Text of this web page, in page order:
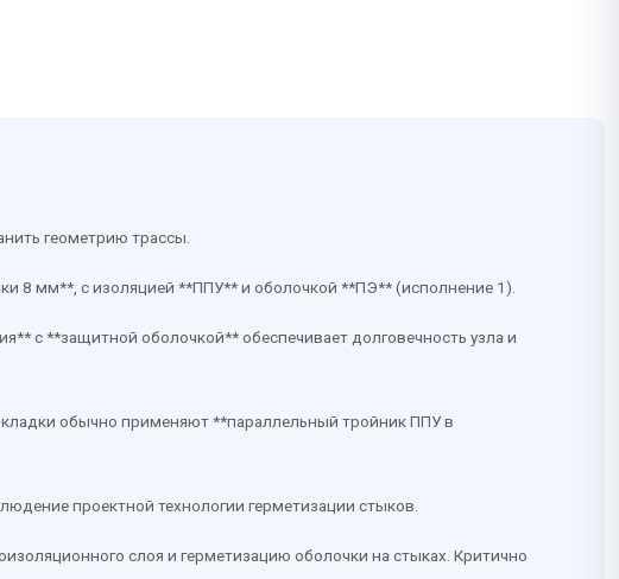
геометрию трассы.
8 мм**, с изоляцией **ППУ** и оболочкой **ПЭ** (исполнение 1).
с **защитной оболочкой** обеспечивает долговечность узла и
обычно применяют **параллельный тройник ППУ в
проектной технологии герметизации стыков.
слоя и герметизацию оболочки на стыках. Критично